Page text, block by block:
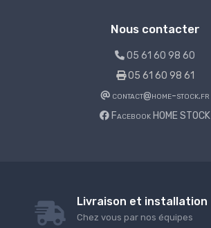
Nous contacter
05 61 60 98 60
05 61 60 98 61
contact@home-stock.fr
Facebook HOME STOCK
Livraison et installation
Chez vous par nos équipes